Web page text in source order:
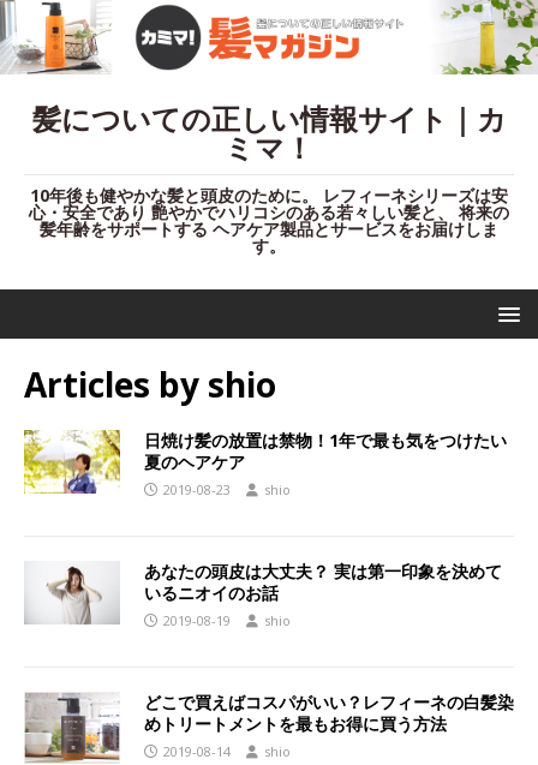
髪についての正しい情報サイト｜カ
ミマ！
10年後も健やかな髪と頭皮のために。 レフィーネシリーズは安
心・安全であり 艶やかでハリコシのある若々しい髪と、 将来の
髪年齢をサポートする ヘアケア製品とサービスをお届けしま
す。
Articles by shio
日焼け髪の放置は禁物！1年で最も気をつけたい
夏のヘアケア
2019-08-23 shio
あなたの頭皮は大丈夫？ 実は第一印象を決めて
いるニオイのお話
2019-08-19 shio
どこで買えばコスパがいい？レフィーネの白髪染
めトリートメントを最もお得に買う方法
2019-08-14 shio